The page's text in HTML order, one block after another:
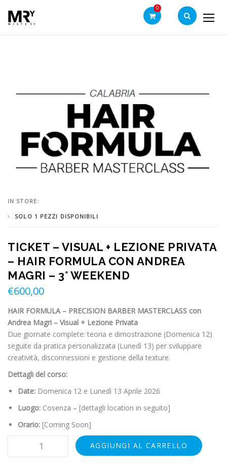
0
Home Ticket – Visual + Lezione
IN STORE:
SOLO 1 PEZZI DISPONIBILI
TICKET – VISUAL + LEZIONE PRIVATA
– HAIR FORMULA CON ANDREA
MAGRI – 3° WEEKEND
€600,00
HAIR FORMULA – PRECISION BARBER MASTERCLASS con
Andrea Magri – Visual + Lezione Privata
Due giornate complete: teoria e dimostrazione (Domenica 12)
seguite da pratica personalizzata (Lunedì 13) per sviluppare
creatività, disconnessioni e gestione della texture.
Dettagli del corso:
Date: Domenica 12 e Lunedì 13 Aprile 2026
Luogo: Cosenza – [dettagli location in seguito]
Orario: [Coming Soon]
AGGIUNGI AL CARRELLO